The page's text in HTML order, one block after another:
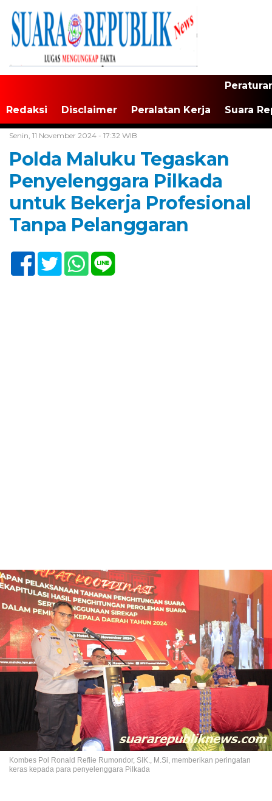
Redaksi Disclaimer Peralatan Kerja Suara
Senin, 11 November 2024 - 17:32 WIB
Polda Maluku Tegaskan
Penyelenggara Pilkada
untuk Bekerja Profesional
Tanpa Pelanggaran
Kombes Pol Ronald Reflie Rumondor, SIK., M.Si, memberikan peringatan
keras kepada para penyelenggara Pilkada